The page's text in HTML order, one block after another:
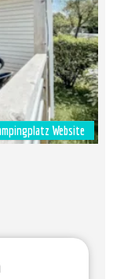
Website